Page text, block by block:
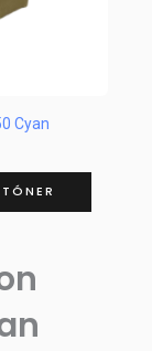
Cyan